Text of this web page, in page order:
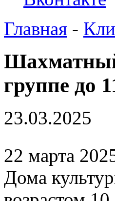
Главная -
Шахматный
группе до
23.03.2025
22 марта
Дома